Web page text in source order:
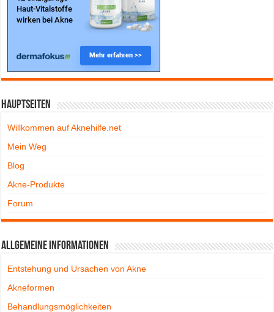
Hauptseiten
Willkommen auf Aknehilfe.net
Mein Weg
Blog
Akne-Produkte
Forum
Allgemeine Informationen
Entstehung und Ursachen von Akne
Akneformen
Behandlungsmöglichkeiten